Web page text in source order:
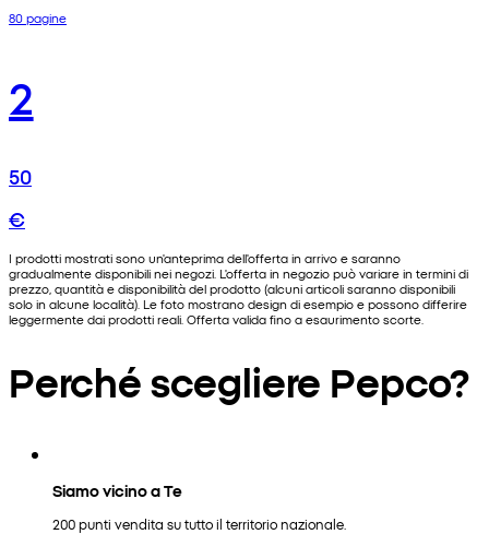
80 pagine
2
50
€
I prodotti mostrati sono un'anteprima dell'offerta in arrivo e saranno
gradualmente disponibili nei negozi. L'offerta in negozio può variare in termini di
prezzo, quantità e disponibilità del prodotto (alcuni articoli saranno disponibili
solo in alcune località). Le foto mostrano design di esempio e possono differire
leggermente dai prodotti reali. Offerta valida fino a esaurimento scorte.
Perché scegliere Pepco?
Siamo vicino a Te
200 punti vendita su tutto il territorio nazionale.